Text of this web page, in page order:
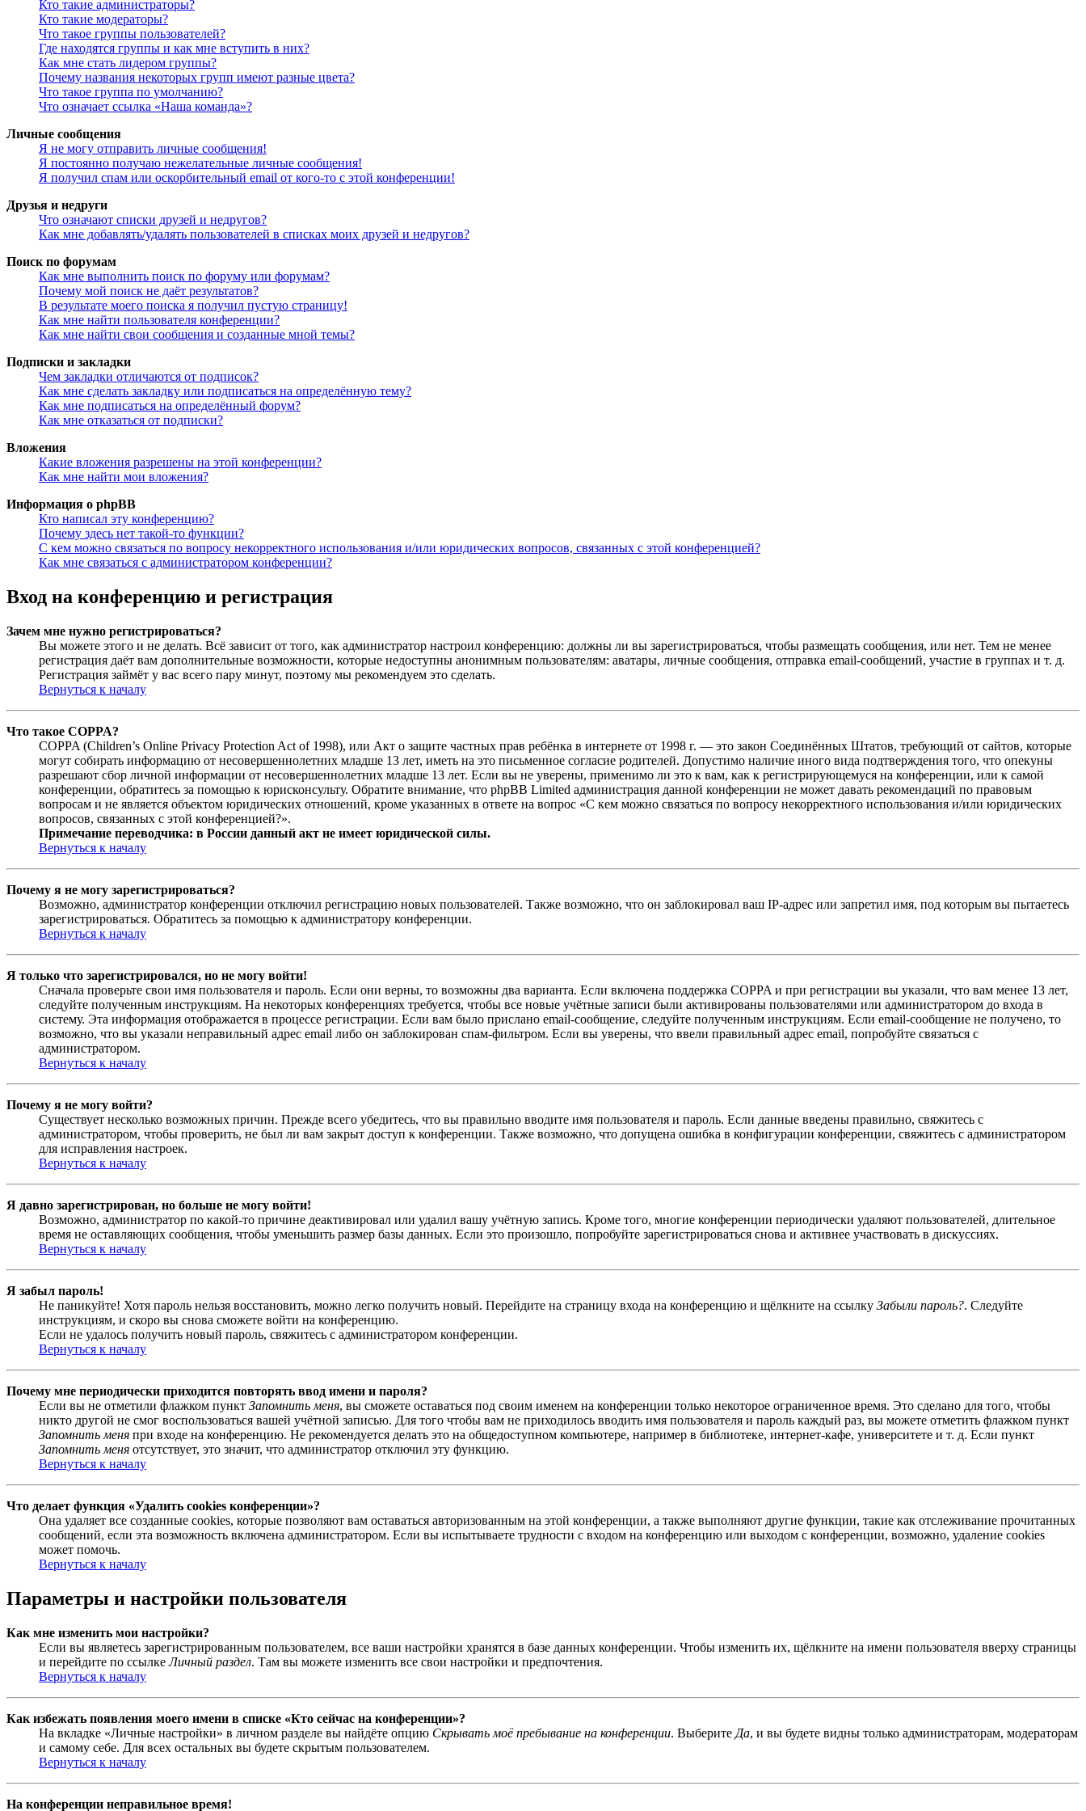
Кто такие администраторы?
Кто такие модераторы?
Что такое группы пользователей?
Где находятся группы и как мне вступить в них?
Как мне стать лидером группы?
Почему названия некоторых групп имеют разные цвета?
Что такое группа по умолчанию?
Что означает ссылка «Наша команда»?
Личные сообщения
Я не могу отправить личные сообщения!
Я постоянно получаю нежелательные личные сообщения!
Я получил спам или оскорбительный email от кого-то с этой конференции!
Друзья и недруги
Что означают списки друзей и недругов?
Как мне добавлять/удалять пользователей в списках моих друзей и недругов?
Поиск по форумам
Как мне выполнить поиск по форуму или форумам?
Почему мой поиск не даёт результатов?
В результате моего поиска я получил пустую страницу!
Как мне найти пользователя конференции?
Как мне найти свои сообщения и созданные мной темы?
Подписки и закладки
Чем закладки отличаются от подписок?
Как мне сделать закладку или подписаться на определённую тему?
Как мне подписаться на определённый форум?
Как мне отказаться от подписки?
Вложения
Какие вложения разрешены на этой конференции?
Как мне найти мои вложения?
Информация о phpBB
Кто написал эту конференцию?
Почему здесь нет такой-то функции?
С кем можно связаться по вопросу некорректного использования и/или юридических вопросов, связанных с этой конференцией?
Как мне связаться с администратором конференции?
Вход на конференцию и регистрация
Зачем мне нужно регистрироваться?
Вы можете этого и не делать. Всё зависит от того, как администратор настроил конференцию: должны ли вы зарегистрироваться, чтобы размещать сообщения, или нет. Тем не менее
регистрация даёт вам дополнительные возможности, которые недоступны анонимным пользователям: аватары, личные сообщения, отправка email-сообщений, участие в группах и т. д.
Регистрация займёт у вас всего пару минут, поэтому мы рекомендуем это сделать.
Вернуться к началу
Что такое COPPA?
COPPA (Children’s Online Privacy Protection Act of 1998), или Акт о защите частных прав ребёнка в интернете от 1998 г. — это закон Соединённых Штатов, требующий от сайтов, которые
могут собирать информацию от несовершеннолетних младше 13 лет, иметь на это письменное согласие родителей. Допустимо наличие иного вида подтверждения того, что опекуны
разрешают сбор личной информации от несовершеннолетних младше 13 лет. Если вы не уверены, применимо ли это к вам, как к регистрирующемуся на конференции, или к самой
конференции, обратитесь за помощью к юрисконсульту. Обратите внимание, что phpBB Limited администрация данной конференции не может давать рекомендаций по правовым
вопросам и не является объектом юридических отношений, кроме указанных в ответе на вопрос «С кем можно связаться по вопросу некорректного использования и/или юридических
вопросов, связанных с этой конференцией?».
Примечание переводчика: в России данный акт не имеет юридической силы.
Вернуться к началу
Почему я не могу зарегистрироваться?
Возможно, администратор конференции отключил регистрацию новых пользователей. Также возможно, что он заблокировал ваш IP-адрес или запретил имя, под которым вы пытаетесь
зарегистрироваться. Обратитесь за помощью к администратору конференции.
Вернуться к началу
Я только что зарегистрировался, но не могу войти!
Сначала проверьте свои имя пользователя и пароль. Если они верны, то возможны два варианта. Если включена поддержка COPPA и при регистрации вы указали, что вам менее 13 лет,
следуйте полученным инструкциям. На некоторых конференциях требуется, чтобы все новые учётные записи были активированы пользователями или администратором до входа в
систему. Эта информация отображается в процессе регистрации. Если вам было прислано email-сообщение, следуйте полученным инструкциям. Если email-сообщение не получено, то
возможно, что вы указали неправильный адрес email либо он заблокирован спам-фильтром. Если вы уверены, что ввели правильный адрес email, попробуйте связаться с
администратором.
Вернуться к началу
Почему я не могу войти?
Существует несколько возможных причин. Прежде всего убедитесь, что вы правильно вводите имя пользователя и пароль. Если данные введены правильно, свяжитесь с
администратором, чтобы проверить, не был ли вам закрыт доступ к конференции. Также возможно, что допущена ошибка в конфигурации конференции, свяжитесь с администратором
для исправления настроек.
Вернуться к началу
Я давно зарегистрирован, но больше не могу войти!
Возможно, администратор по какой-то причине деактивировал или удалил вашу учётную запись. Кроме того, многие конференции периодически удаляют пользователей, длительное
время не оставляющих сообщения, чтобы уменьшить размер базы данных. Если это произошло, попробуйте зарегистрироваться снова и активнее участвовать в дискуссиях.
Вернуться к началу
Я забыл пароль!
Не паникуйте! Хотя пароль нельзя восстановить, можно легко получить новый. Перейдите на страницу входа на конференцию и щёлкните на ссылку Забыли пароль?. Следуйте
инструкциям, и скоро вы снова сможете войти на конференцию.
Если не удалось получить новый пароль, свяжитесь с администратором конференции.
Вернуться к началу
Почему мне периодически приходится повторять ввод имени и пароля?
Если вы не отметили флажком пункт Запомнить меня, вы сможете оставаться под своим именем на конференции только некоторое ограниченное время. Это сделано для того, чтобы
никто другой не смог воспользоваться вашей учётной записью. Для того чтобы вам не приходилось вводить имя пользователя и пароль каждый раз, вы можете отметить флажком пункт
Запомнить меня при входе на конференцию. Не рекомендуется делать это на общедоступном компьютере, например в библиотеке, интернет-кафе, университете и т. д. Если пункт
Запомнить меня отсутствует, это значит, что администратор отключил эту функцию.
Вернуться к началу
Что делает функция «Удалить cookies конференции»?
Она удаляет все созданные cookies, которые позволяют вам оставаться авторизованным на этой конференции, а также выполняют другие функции, такие как отслеживание прочитанных
сообщений, если эта возможность включена администратором. Если вы испытываете трудности с входом на конференцию или выходом с конференции, возможно, удаление cookies
может помочь.
Вернуться к началу
Параметры и настройки пользователя
Как мне изменить мои настройки?
Если вы являетесь зарегистрированным пользователем, все ваши настройки хранятся в базе данных конференции. Чтобы изменить их, щёлкните на имени пользователя вверху страницы
и перейдите по ссылкеЛичный раздел. Там вы можете изменить все свои настройки и предпочтения.
Вернуться к началу
Как избежать появления моего имени в списке «Кто сейчас на конференции»?
На вкладке «Личные настройки» в личном разделе вы найдёте опцию Скрывать моё пребывание на конференции. Выберите Да, и вы будете видны только администраторам, модераторам
и самому себе. Для всех остальных вы будете скрытым пользователем.
Вернуться к началу
На конференции неправильное время!